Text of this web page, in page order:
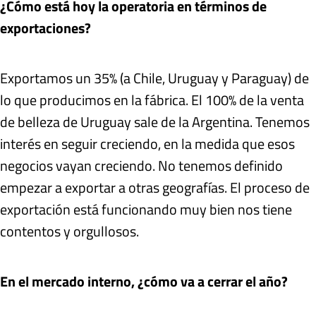
¿Cómo está hoy la operatoria en términos de
exportaciones?
Exportamos un 35% (a Chile, Uruguay y Paraguay) de
lo que producimos en la fábrica. El 100% de la venta
de belleza de Uruguay sale de la Argentina. Tenemos
interés en seguir creciendo, en la medida que esos
negocios vayan creciendo. No tenemos definido
empezar a exportar a otras geografías. El proceso de
exportación está funcionando muy bien nos tiene
contentos y orgullosos.
En el mercado interno, ¿cómo va a cerrar el año?